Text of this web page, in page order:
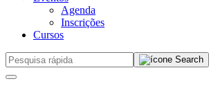
Agenda
Inscrições
Cursos